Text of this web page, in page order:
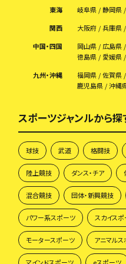
東海 岐阜県 静岡県
関西
大阪府 兵庫県
中国・四国
岡山県 広島県
徳島県
愛媛県
九州・沖縄
福岡県 佐賀県
鹿児島県
沖縄
スポーツジャンルから探
球技 武道 格闘技
陸上競技 ダンス・チア
混合競技 団体・新興競技
パワー系スポーツ スカイス
モータースポーツ アニマル